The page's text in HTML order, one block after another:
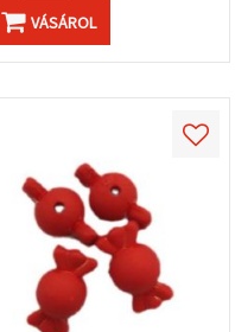
VÁSÁROL